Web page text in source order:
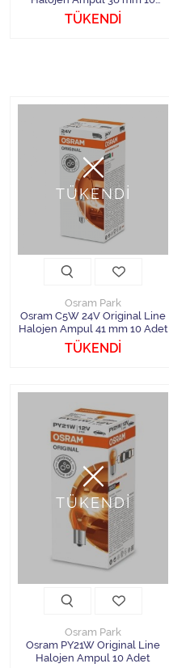
Adet
TÜKENDİ
TÜKENDİ
Osram Park
Osram C5W 24V Original Line
Halojen Ampul 41 mm 10 Adet
TÜKENDİ
TÜKENDİ
Osram Park
Osram PY21W Original Line
Halojen Ampul 10 Adet